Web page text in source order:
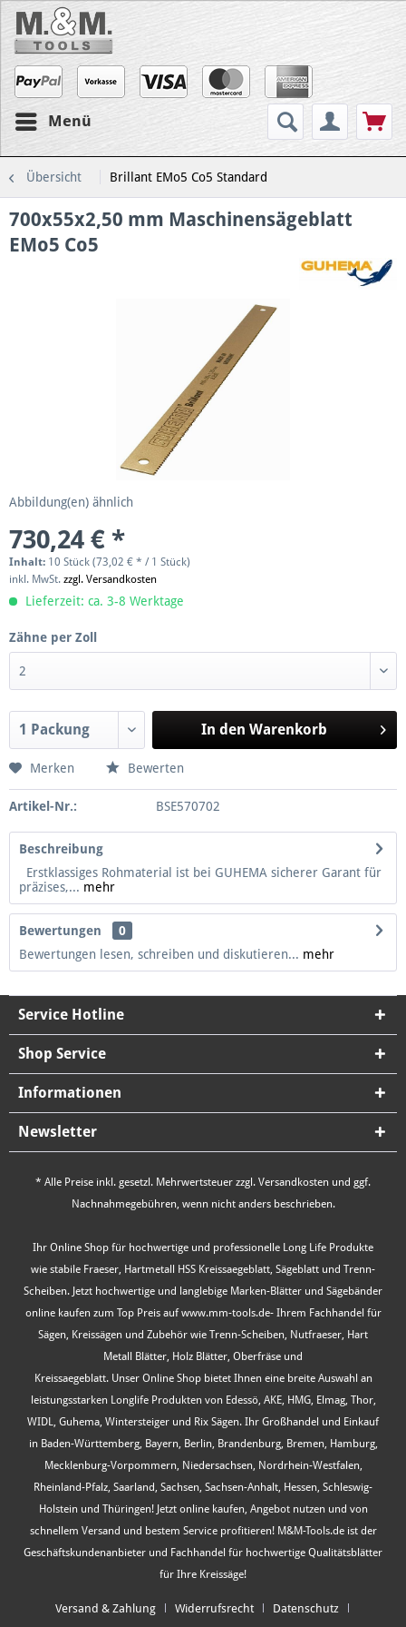
Menü
Übersicht Brillant EMo5 Co5 Standard
700x55x2,50 mm Maschinensägeblatt
EMo5 Co5
Abbildung(en) ähnlich
730,24 € *
Inhalt: 10 Stück (73,02 € * / 1 Stück)
inkl. MwSt. zzgl. Versandkosten
Lieferzeit: ca. 3-8 Werktage
Zähne per Zoll
In den Warenkorb
Merken Bewerten
Artikel-Nr.: BSE570702
Beschreibung
Erstklassiges Rohmaterial ist bei GUHEMA sicherer Garant für
präzises,... mehr
Bewertungen
0
Bewertungen lesen, schreiben und diskutieren... mehr
Service Hotline
Shop Service
Informationen
Newsletter
* Alle Preise inkl. gesetzl. Mehrwertsteuer zzgl. Versandkosten und ggf.
Nachnahmegebühren, wenn nicht anders beschrieben.
Ihr Online Shop für hochwertige und professionelle Long Life Produkte
wie stabile Fraeser, Hartmetall HSS Kreissaegeblatt, Sägeblatt und Trenn-
Scheiben. Jetzt hochwertige und langlebige Marken-Blätter und Sägebänder
online kaufen zum Top Preis auf www.mm-tools.de- Ihrem Fachhandel für
Sägen, Kreissägen und Zubehör wie Trenn-Scheiben, Nutfraeser, Hart
Metall Blätter, Holz Blätter, Oberfräse und
Kreissaegeblatt. Unser Online Shop bietet Ihnen eine breite Auswahl an
leistungsstarken Longlife Produkten von Edessö, AKE, HMG, Elmag, Thor,
WIDL, Guhema, Wintersteiger und Rix Sägen. Ihr Großhandel und Einkauf
in Baden-Württemberg, Bayern, Berlin, Brandenburg, Bremen, Hamburg,
Mecklenburg-Vorpommern, Niedersachsen, Nordrhein-Westfalen,
Rheinland-Pfalz, Saarland, Sachsen, Sachsen-Anhalt, Hessen, Schleswig-
Holstein und Thüringen! Jetzt online kaufen, Angebot nutzen und von
schnellem Versand und bestem Service profitieren! M&M-Tools.de ist der
Geschäftskundenanbieter und Fachhandel für hochwertige Qualitätsblätter
für Ihre Kreissäge!
Versand & Zahlung Widerrufsrecht Datenschutz